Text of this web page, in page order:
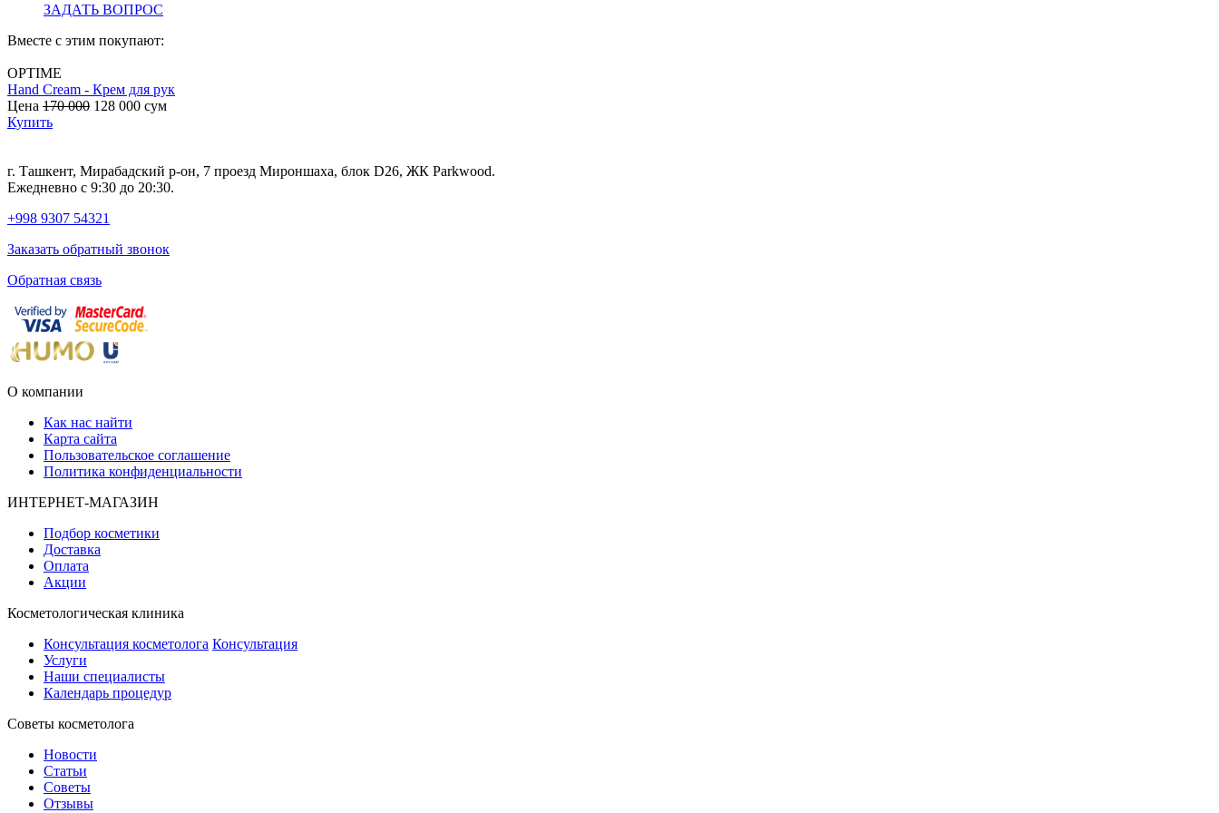
ЗАДАТЬ ВОПРОС
Вместе с этим покупают:
OPTIME
Hand Cream - Крем для рук
Цена 170 000 128 000 сум
Купить
г. Ташкент, Мирабадский р-он, 7 проезд Мироншаха, блок D26, ЖК Раrkwood.
Ежедневно с 9:30 до 20:30.
+998 9307 54321
Заказать обратный звонок
Обратная связь
О компании
Как нас найти
Карта сайта
Пользовательское соглашение
Политика конфиденциальности
ИНТЕРНЕТ-МАГАЗИН
Подбор косметики
Доставка
Оплата
Акции
Косметологическая клиника
Консультация косметолога Консультация
Услуги
Наши специалисты
Календарь процедур
Cоветы косметолога
Новости
Статьи
Советы
Отзывы